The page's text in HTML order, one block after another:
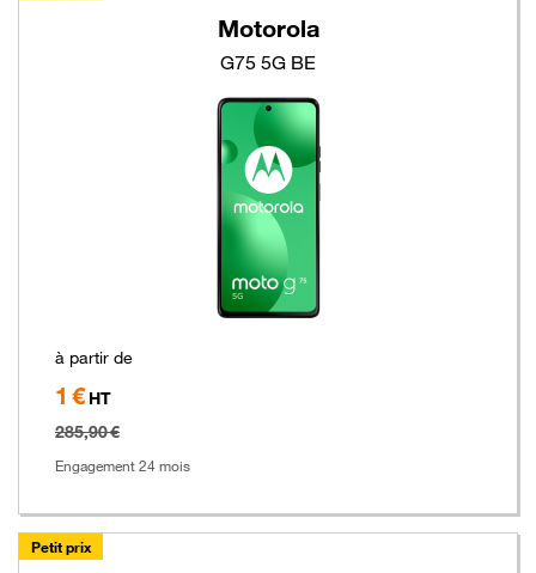
Motorola
G75 5G BE
à partir de
1 € HT
285,90 €
Engagement 24 mois
Petit prix